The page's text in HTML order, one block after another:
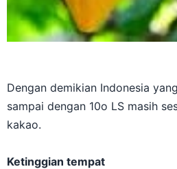
Dengan demikian Indonesia
sampai dengan 10o LS masih
kakao.
Ketinggian tempat